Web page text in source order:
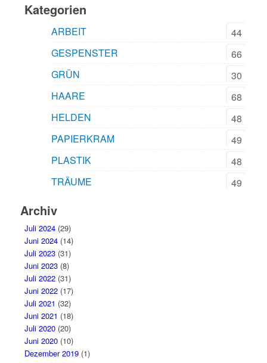
Kategorien
ARBEIT
44
GESPENSTER
66
GRÜN
30
HAARE
68
HELDEN
48
PAPIERKRAM
49
PLASTIK
48
TRÄUME
49
Archiv
Juli 2024(29)
Juni 2024(14)
Juli 2023(31)
Juni 2023(8)
Juli 2022(31)
Juni 2022(17)
Juli 2021 (32)
Juni 2021 (18)
Juli 2020(20)
Juni 2020(10)
Dezember 2019(1)